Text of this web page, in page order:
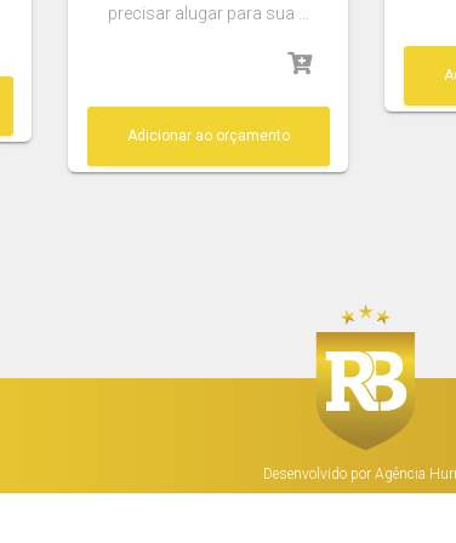
precisar alugar para sua …
Adicionar ao orçamento
Desenvolvido por Agência